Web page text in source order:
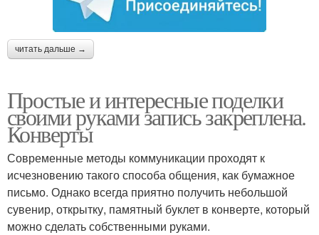
читать дальше →
Простые и интересные поделки
своими руками запись закреплена.
Конверты
Современные методы коммуникации проходят к
исчезновению такого способа общения, как бумажное
письмо. Однако всегда приятно получить небольшой
сувенир, открытку, памятный буклет в конверте, который
можно сделать собственными руками.